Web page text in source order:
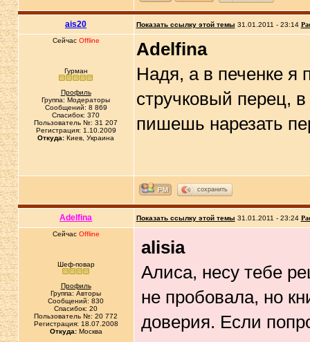
ais20 Показать ссылку этой темы 31.01.2011 - 23:14
Сейчас Offline
Гурман
Профиль
Группа: Модераторы
Сообщений: 8 869
Спасибок: 370
Пользователь №: 31 207
Регистрация: 1.10.2009
Откуда: Киев, Украина
Adelfina
Надя, а в печенке я
стручковый перец,
пишешь нарезать
сохранить
Adelfina Показать ссылку этой темы 31.01.2011 - 23:24
Сейчас Offline
Шеф-повар
Профиль
Группа: Авторы
Сообщений: 830
Спасибок: 20
Пользователь №: 20 772
Регистрация: 18.07.2008
Откуда:Москва
alisia
Алиса, несу тебе
не пробовала, но
доверия. Если